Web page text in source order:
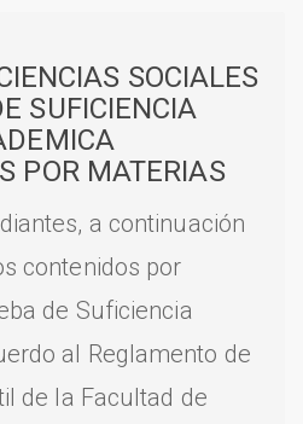
SOCIALES
SUFICIENCIA
POR MATERIAS
a continuación
contenidos por
de Suficiencia
al Reglamento de
de la Facultad de